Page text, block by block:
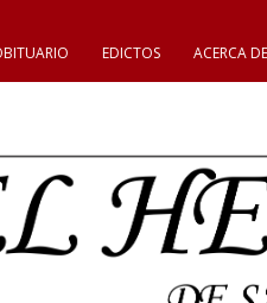
EDICTOS ACERCA